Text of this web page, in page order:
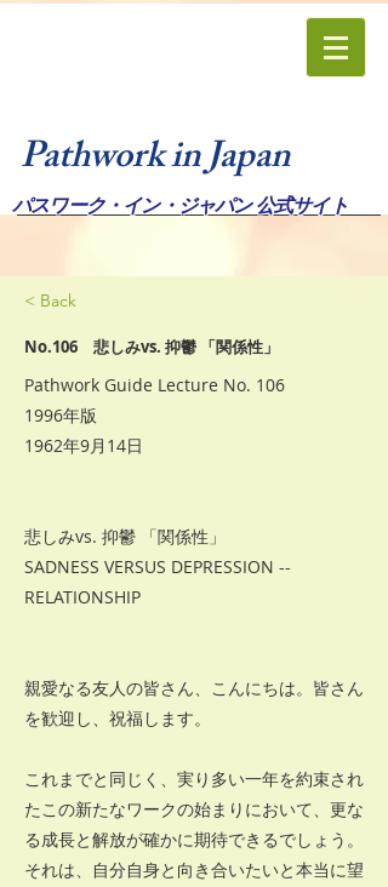
Pathwork in Japan
パスワーク・イン・ジャパン 公式サイト
< Back
No.106 悲しみvs. 抑鬱 「関係性」
Pathwork Guide Lecture No. 106
1996年版
1962年9月14日
悲しみvs. 抑鬱 「関係性」
SADNESS VERSUS DEPRESSION --
RELATIONSHIP
親愛なる友人の皆さん、こんにちは。皆さん
を歓迎し、祝福します。
これまでと同じく、実り多い一年を約束され
たこの新たなワークの始まりにおいて、更な
る成長と解放が確かに期待できるでしょう。
それは、自分自身と向き合いたいと本当に望